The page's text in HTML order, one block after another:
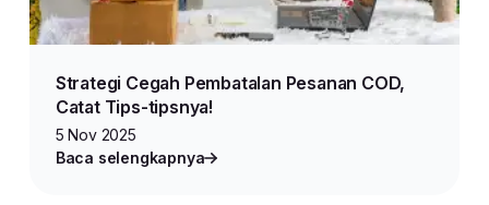
Strategi Cegah Pembatalan Pesanan COD,
Catat Tips-tipsnya!
5 Nov 2025
Baca selengkapnya